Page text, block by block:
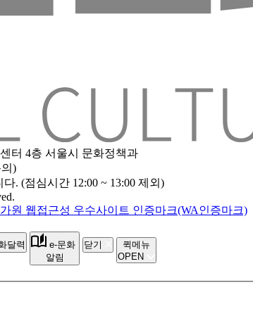
터 4층 서울시 문화정책과
)
. (점심시간 12:00 ~ 13:00 제외)
.
달력
e-문화
알림
닫기
퀵메뉴
OPEN